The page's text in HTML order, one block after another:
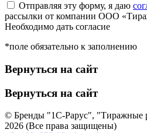
Отправляя эту форму, я даю
рассылки от компании ООО
Необходимо дать согласие
*поле обязательно к заполнению
Вернуться на сайт
Вернуться на сайт
© Бренды "1С-Рарус", "Тиражные
2026 (Все права защищены)